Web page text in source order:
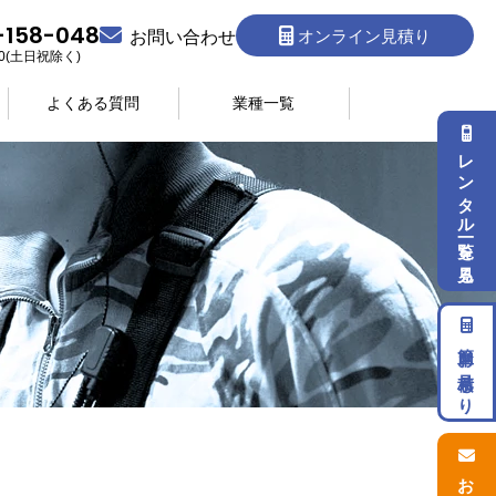
158-048
土日祝除く)
お問い合わせ オンライン見積り
よくある質問 業種一覧
レンタル一覧を見る
簡単お見積もり